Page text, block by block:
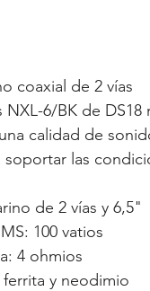
coaxial de 2 vías
NXL-6/BK de
calidad de
soportar las
de 2 vías y 6,5"
100 vatios
4 ohmios
ferrita y neodimio